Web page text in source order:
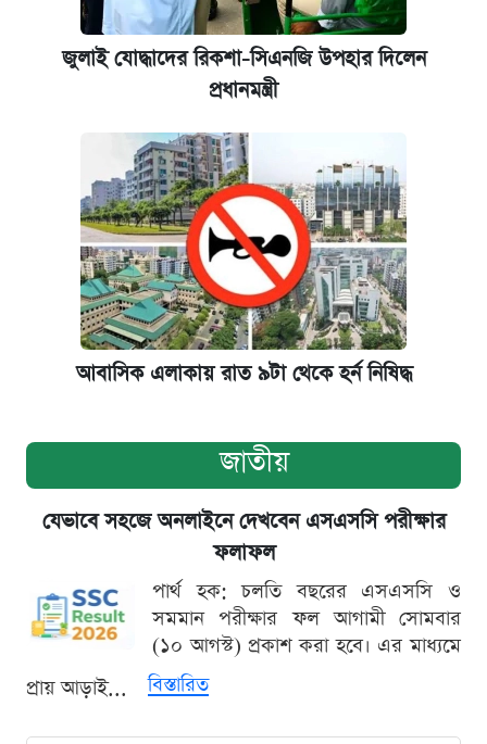
জুলাই যোদ্ধাদের রিকশা-সিএনজি উপহার দিলেন
প্রধানমন্ত্রী
আবাসিক এলাকায় রাত ৯টা থেকে হর্ন নিষিদ্ধ
জাতীয়
যেভাবে সহজে অনলাইনে দেখবেন এসএসসি পরীক্ষার
ফলাফল
পার্থ হক: চলতি বছরের এসএসসি ও
সমমান পরীক্ষার ফল আগামী সোমবার
(১০ আগস্ট) প্রকাশ করা হবে। এর মাধ্যমে
প্রায় আড়াই...
বিস্তারিত